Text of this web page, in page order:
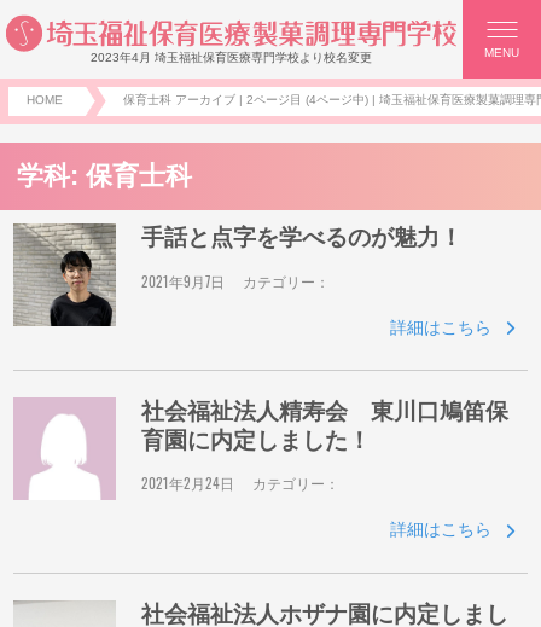
2023年4月 埼玉福祉保育医療専門学校より校名変更 MENU
HOME 保育士科 アーカイブ | 2ページ目 (4ページ中) | 埼玉福祉保育医療製菓調理専
学科:保育士科
手話と点字を学べるのが魅力！
2021年9月7日 カテゴリー：
詳細はこちら
社会福祉法人精寿会 東川口鳩笛保
育園に内定しました！
2021年2月24日 カテゴリー：
詳細はこちら
社会福祉法人ホザナ園に内定しまし